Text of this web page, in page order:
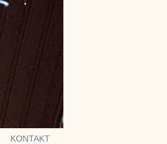
KONTAKT